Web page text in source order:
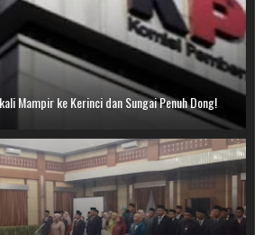
Mampir ke Kerinci dan Sungai Penuh Dong!